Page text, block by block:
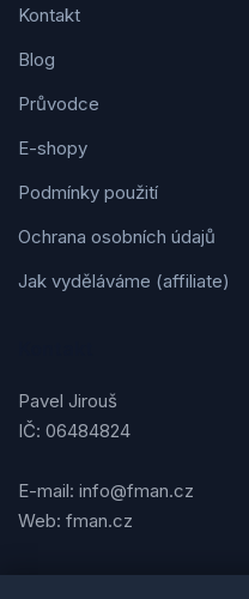
Kontakt
Blog
Průvodce
E-shopy
Podmínky použití
Ochrana osobních údajů
Jak vyděláváme (affiliate)
Pavel Jirouš
IČ: 06484824
E-mail: info@fman.cz
Web: fman.cz